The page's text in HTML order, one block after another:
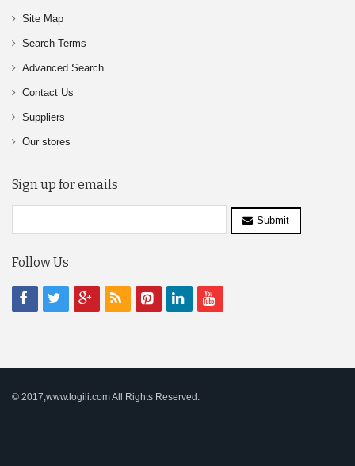
Site Map
Search Terms
Advanced Search
Contact Us
Suppliers
Our stores
Sign up for emails
Submit
Follow Us
© 2017,www.logili.com All Rights Reserved.